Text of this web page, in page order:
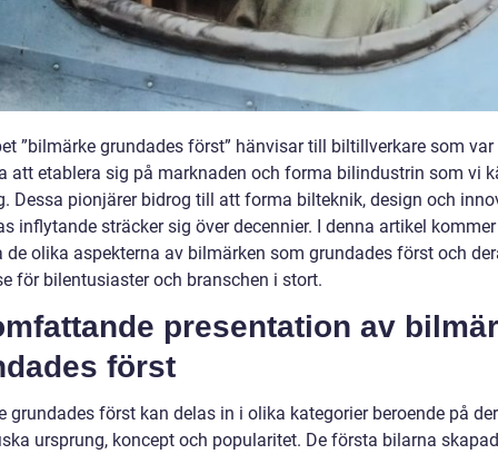
”bilmärke grundades först” hänvisar till biltillverkare som
att etablera sig på marknaden och forma bilindustrin som vi
Dessa pionjärer bidrog till att forma bilteknik, design och
inflytande sträcker sig över decennier. I denna artikel
de olika aspekterna av bilmärken som grundades först och
för bilentusiaster och branschen i stort.
presentation av
först
grundades först kan delas in i olika kategorier beroende på
ursprung, koncept och popularitet. De första bilarna